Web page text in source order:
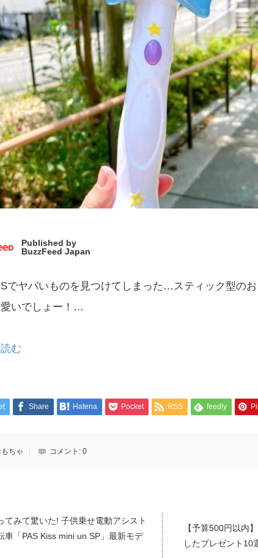
Published by
BuzzFeed Japan
でヤバいものを見つけてしまった…スティック型の
いでしょー！…
む
Share Hatena Pocket RSS feedly
もちゃ コメント: 0
てみて驚いた! 子供乗せ電動アシスト
車「PAS Kiss mini un SP」最新モデ
【予算500円以内
したプレゼント10